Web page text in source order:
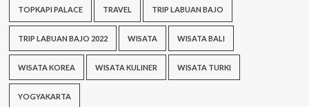
TOPKAPI PALACE TRAVEL TRIP LABUAN BAJO
TRIP LABUAN BAJO 2022 WISATA WISATA BALI
WISATA KOREA WISATA KULINER WISATA TURKI
YOGYAKARTA